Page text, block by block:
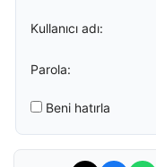
Kullanıcı adı:
Parola:
Beni hatırla